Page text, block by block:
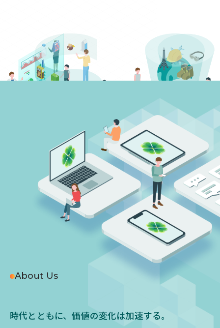
感動体験
Business
事業案内の詳細はこちら
About Us
時代とともに、価値の変化は加速する。